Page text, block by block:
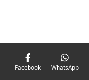
Facebook WhatsApp